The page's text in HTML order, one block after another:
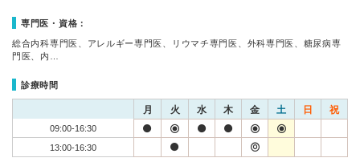
専門医・資格：
総合内科専門医、アレルギー専門医、リウマチ専門医、外科専門医、糖尿病専
門医、内…
診療時間
月 火 水 木 金 土 日 祝
09:00-16:30
13:00-16:30